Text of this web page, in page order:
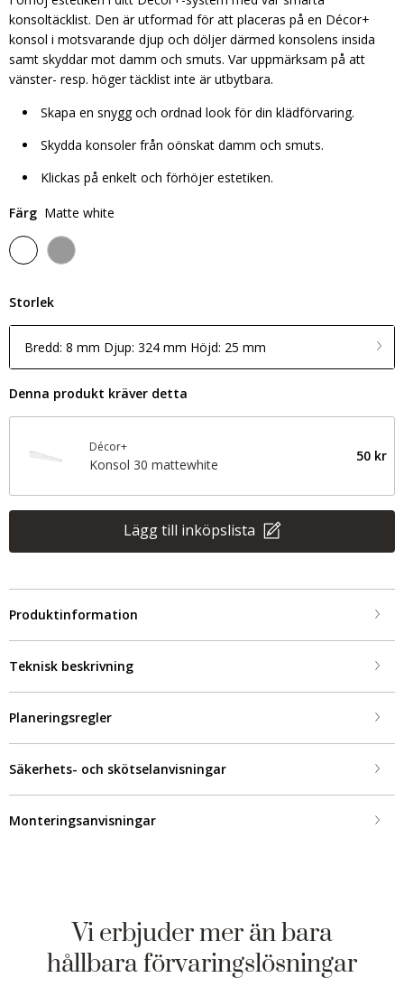
konsoltäcklist. Den är utformad för att placeras på en Décor+
konsol i motsvarande djup och döljer därmed konsolens insida
samt skyddar mot damm och smuts. Var uppmärksam på att
vänster- resp. höger täcklist inte är utbytbara.
Skapa en snygg och ordnad look för din klädförvaring.
Skydda konsoler från oönskat damm och smuts.
Klickas på enkelt och förhöjer estetiken.
Färg Matte white
Storlek
Bredd: 8 mm Djup: 324 mm Höjd: 25 mm
Denna produkt kräver detta
Décor+
Konsol 30 mattewhite
50 kr
Lägg till inköpslista
Produktinformation
Teknisk beskrivning
Planeringsregler
Säkerhets- och skötselanvisningar
Monteringsanvisningar
Vi erbjuder mer än bara
hållbara förvaringslösningar